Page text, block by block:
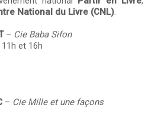
National du Livre (CNL).
– Cie Baba Sifon
et 16h
– Cie Mille et une façons